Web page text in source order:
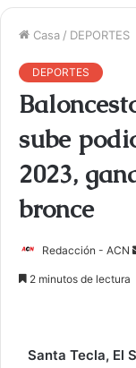
Casa / DEPORTES
DEPORTES
sube
2023,
bronce
Redacción - ACN
2 minutos de lectura
Santa Tecla, El